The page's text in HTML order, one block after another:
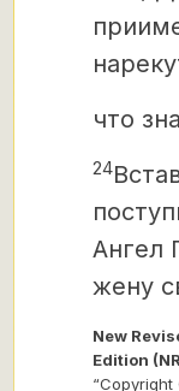
что
24
Ангел
жену
New
Edition